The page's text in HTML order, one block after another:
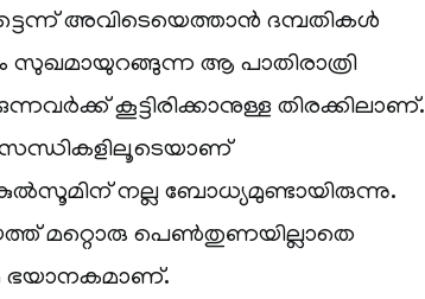
അവിടെയെത്താൻ ദമ്പതികൾ
സുഖമായുറങ്ങുന്ന ആ പാതിരാത്രി
കൂട്ടിരിക്കാനുള്ള തിരക്കിലാണ്.
നല്ല ബോധ്യമുണ്ടായിരുന്നു.
മറ്റൊരു പെൺതുണയില്ലാതെ
ഭയാനകമാണ്.